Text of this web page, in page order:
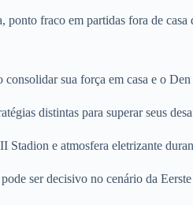
fraco em partidas fora de casa
sua força em casa e o
distintas para superar seus
e atmosfera eletrizante
ser decisivo no cenário da